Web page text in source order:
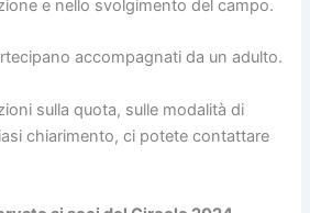
e nello svolgimento del campo.
accompagnati da un adulto.
sulla quota, sulle modalità di
chiarimento, ci potete contattare